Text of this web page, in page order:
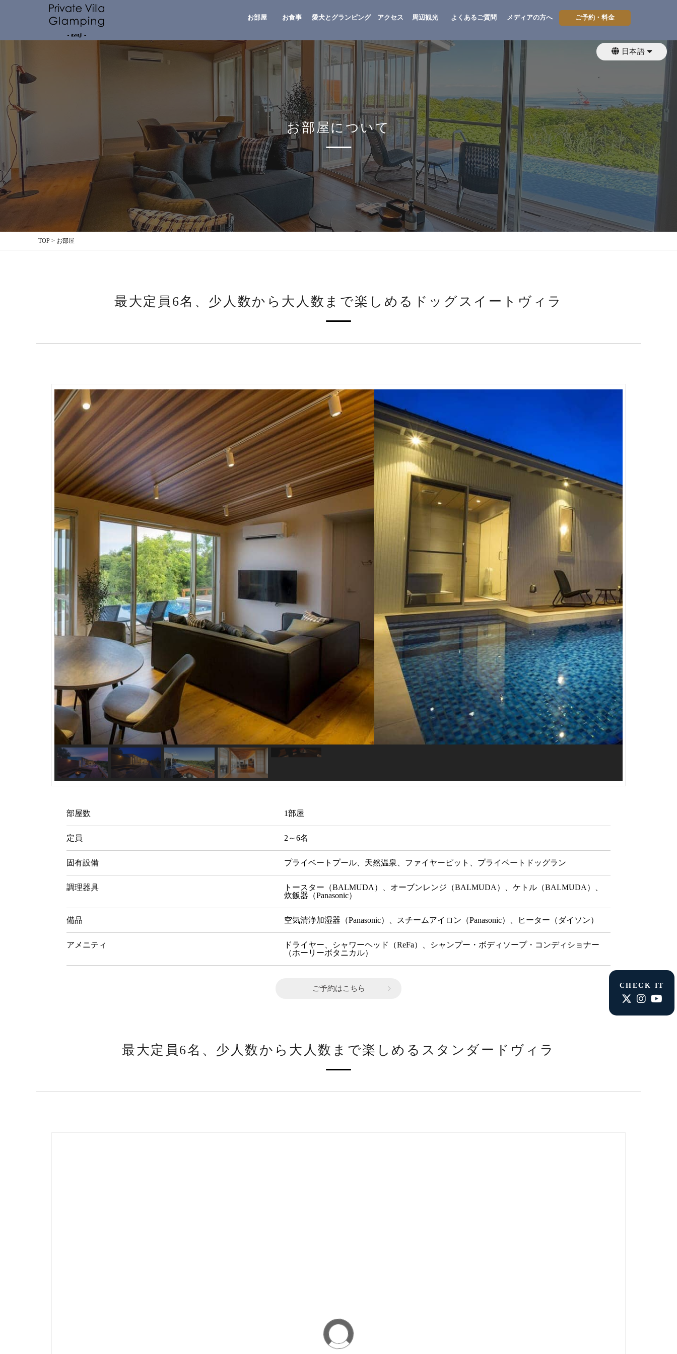
お部屋 お食事 愛犬とグランピング アクセス 周辺観光 よくあるご質問 メディアの方へ ご予約・料金
日本語
お部屋について
TOP > お部屋
最大定員6名、少人数から大人数まで楽しめるドッグスイートヴィラ
部屋数 1部屋
定員 2～6名
固有設備 プライベートプール、天然温泉、ファイヤーピット、プライベートドッグラン
調理器具
トースター（BALMUDA）、オーブンレンジ（BALMUDA）、ケトル（BALMUDA）、
炊飯器（Panasonic）
備品 空気清浄加湿器（Panasonic）、スチームアイロン（Panasonic）、ヒーター（ダイソン）
アメニティ
ドライヤー、シャワーヘッド（ReFa）、シャンプー・ボディソープ・コンディショナー
（ホーリーボタニカル）
ご予約はこちら
最大定員6名、少人数から大人数まで楽しめるスタンダードヴィラ
CHECK IT